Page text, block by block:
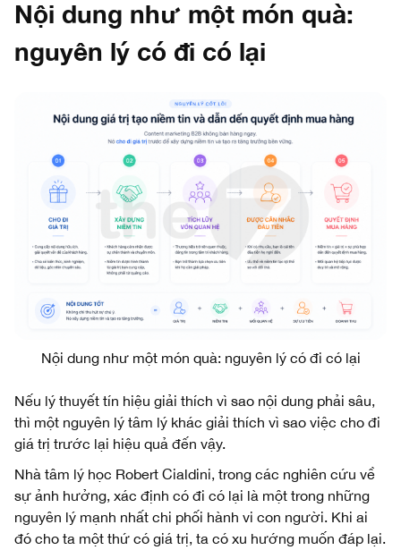
Nội dung như một món quà:
nguyên lý có đi có lại
Nội dung như một món quà: nguyên lý có đi có lại
Nếu lý thuyết tín hiệu giải thích vì sao nội dung phải sâu,
thì một nguyên lý tâm lý khác giải thích vì sao việc cho đi
giá trị trước lại hiệu quả đến vậy.
Nhà tâm lý học Robert Cialdini, trong các nghiên cứu về
sự ảnh hưởng, xác định có đi có lại là một trong những
nguyên lý mạnh nhất chi phối hành vi con người. Khi ai
đó cho ta một thứ có giá trị, ta có xu hướng muốn đáp lại.